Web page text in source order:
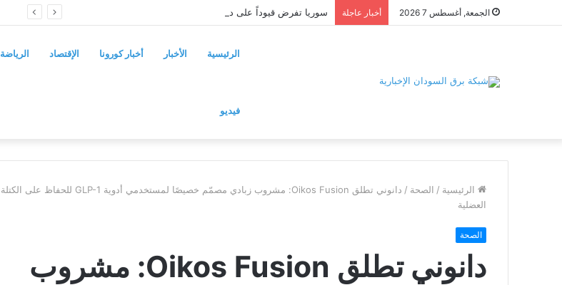
الجمعة, أغسطس 7 2026 أخبار عاجلة
الرئيسية الأخبار أخبار كورونا الإقتصاد الرياضة
فيديو
الرئيسية / الصحة /
دانوني تطلق Oikos Fusion: مشروب زبادي مصمّم خصيصًا لمستخدمي أدوية GLP-1 للحفاظ على الكتلة
العضلية
الصحة
دانوني تطلق Oikos Fusion: مشروب